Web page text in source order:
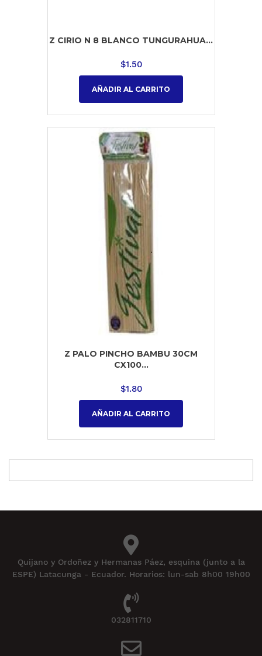
Z CIRIO N 8 BLANCO TUNGURAHUA...
$1.50
AÑADIR AL CARRITO
Z PALO PINCHO BAMBU 30CM
CX100...
$1.80
AÑADIR AL CARRITO
Quijano y Ordoñez y Hermanas Páez, esquina (junto a la
ESPE) Latacunga - Ecuador. Horarios: lun-sab 8h00 19h00
032811710